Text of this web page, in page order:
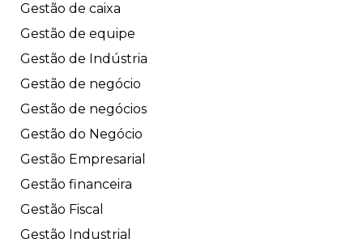
Gestão de caixa
Gestão de equipe
Gestão de Indústria
Gestão de negócio
Gestão de negócios
Gestão do Negócio
Gestão Empresarial
Gestão financeira
Gestão Fiscal
Gestão Industrial